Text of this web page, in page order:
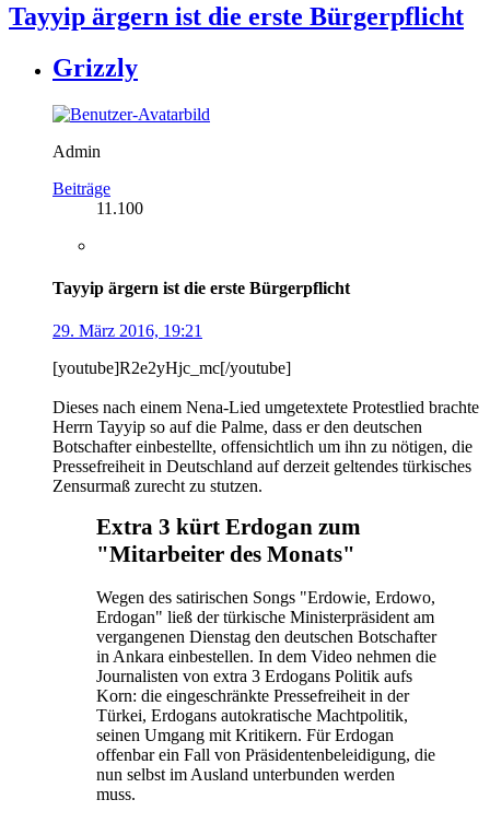
Tayyip ärgern ist die erste Bürgerpflicht
Grizzly
Admin
Beiträge
11.100
Tayyip ärgern ist die erste Bürgerpflicht
29. März 2016, 19:21
[youtube]R2e2yHjc_mc[/youtube]
Dieses nach einem Nena-Lied umgetextete Protestlied brachte
Herrn Tayyip so auf die Palme, dass er den deutschen
Botschafter einbestellte, offensichtlich um ihn zu nötigen, die
Pressefreiheit in Deutschland auf derzeit geltendes türkisches
Zensurmaß zurecht zu stutzen.
Extra 3 kürt Erdogan zum
"Mitarbeiter des Monats"
Wegen des satirischen Songs "Erdowie, Erdowo,
Erdogan" ließ der türkische Ministerpräsident am
vergangenen Dienstag den deutschen Botschafter
in Ankara einbestellen. In dem Video nehmen die
Journalisten von extra 3 Erdogans Politik aufs
Korn: die eingeschränkte Pressefreiheit in der
Türkei, Erdogans autokratische Machtpolitik,
seinen Umgang mit Kritikern. Für Erdogan
offenbar ein Fall von Präsidentenbeleidigung, die
nun selbst im Ausland unterbunden werden
muss.